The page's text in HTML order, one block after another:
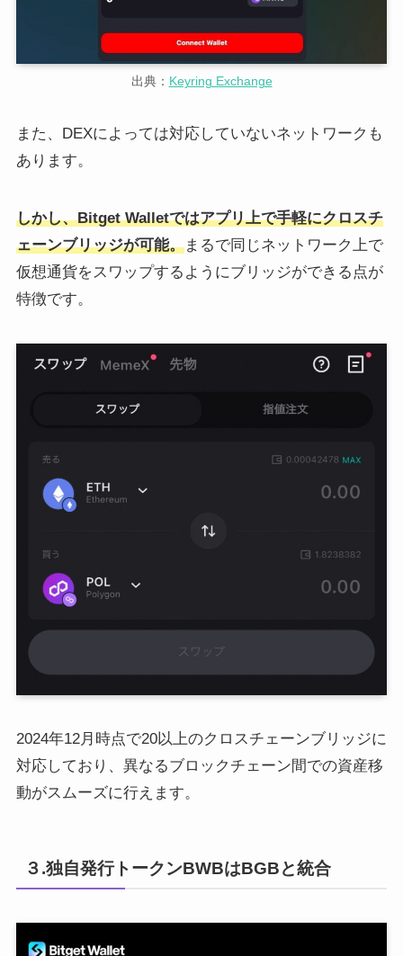
出典： Keyring Exchange
また、DEXによっては対応していないネットワークも
あります。
しかし、Bitget Walletではアプリ上で手軽にクロスチ
ェーンブリッジが可能。まるで同じネットワーク上で
仮想通貨をスワップするようにブリッジができる点が
特徴です。
2024年12月時点で20以上のクロスチェーンブリッジに
対応しており、異なるブロックチェーン間での資産移
動がスムーズに行えます。
３.独自発行トークンBWBはBGBと統合